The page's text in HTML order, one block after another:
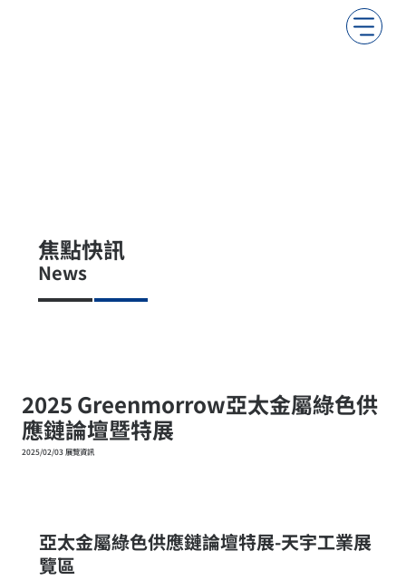
焦點快訊
News
2025 Greenmorrow亞太金屬綠色供
應鏈論壇暨特展
2025/02/03 展覽資訊
亞太金屬綠色供應鏈論壇特展-天宇工業展
覽區